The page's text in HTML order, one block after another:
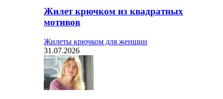
Жилет крючком из квадратных
мотивов
Жилеты крючком для женщин
31.07.2026